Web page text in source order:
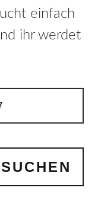
einfach
ihr werdet